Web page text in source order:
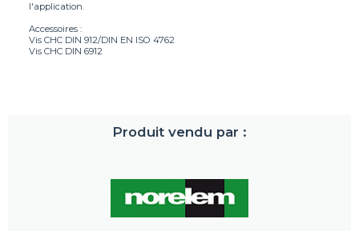
l'application.
Accessoires :
Vis CHC DIN 912/DIN EN ISO 4762
Vis CHC DIN 6912
Produit vendu par :